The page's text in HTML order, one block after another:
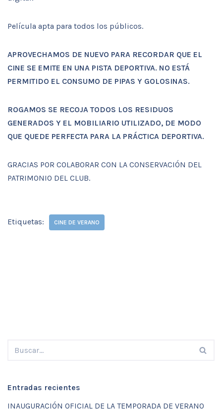
Película apta para todos los públicos.
APROVECHAMOS DE NUEVO PARA RECORDAR QUE EL
CINE SE EMITE EN UNA PISTA DEPORTIVA. NO ESTÁ
PERMITIDO EL CONSUMO DE PIPAS Y GOLOSINAS.
ROGAMOS SE RECOJA TODOS LOS RESIDUOS
GENERADOS Y EL MOBILIARIO UTILIZADO, DE MODO
QUE QUEDE PERFECTA PARA LA PRÁCTICA DEPORTIVA.
GRACIAS POR COLABORAR CON LA CONSERVACIÓN DEL
PATRIMONIO DEL CLUB.
Etiquetas: CINE DE VERANO
Entradas recientes
INAUGURACIÓN OFICIAL DE LA TEMPORADA DE VERANO